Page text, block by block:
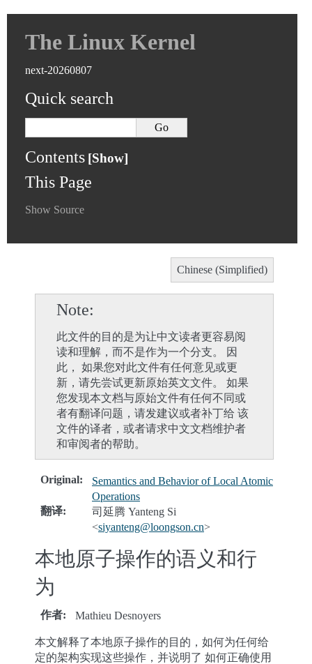
The Linux Kernel
next-20260807
Quick search
Contents
This Page
Show Source
Chinese (Simplified)
Note
此文件的目的是为让中文读者更容易阅
读和理解，而不是作为一个分支。 因
此， 如果您对此文件有任何意见或更
新，请先尝试更新原始英文文件。 如果
您发现本文档与原始文件有任何不同或
者有翻译问题，请发建议或者补丁给 该
文件的译者，或者请求中文文档维护者
和审阅者的帮助。
Original:
Semantics and Behavior of Local Atomic
Operations
翻译:
司延腾 Yanteng Si
<siyanteng@loongson.cn>
本地原子操作的语义和行
为
作者: Mathieu Desnoyers
本文解释了本地原子操作的目的，如何为任何给
定的架构实现这些操作，并说明了 如何正确使用